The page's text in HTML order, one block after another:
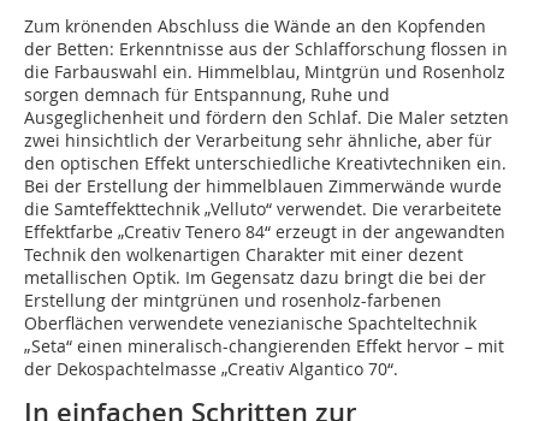
Zum krönenden Abschluss die Wände an den Kopfenden
der Betten: Erkenntnisse aus der Schlafforschung flossen in
die Farbauswahl ein. Himmelblau, Mintgrün und Rosenholz
sorgen demnach für Entspannung, Ruhe und
Ausgeglichenheit und fördern den Schlaf. Die Maler setzten
zwei hinsichtlich der Verarbeitung sehr ähnliche, aber für
den optischen Effekt unterschiedliche Kreativtechniken ein.
Bei der Erstellung der himmelblauen Zimmerwände wurde
die Samteffekttechnik „Velluto“ verwendet. Die verarbeitete
Effektfarbe „Creativ Tenero 84“ erzeugt in der angewandten
Technik den wolkenartigen Charakter mit einer dezent
metallischen Optik. Im Gegensatz dazu bringt die bei der
Erstellung der mintgrünen und rosenholz-farbenen
Oberflächen verwendete venezianische Spachteltechnik
„Seta“ einen mineralisch-changierenden Effekt hervor – mit
der Dekospachtelmasse „Creativ Algantico 70“.
In einfachen Schritten zur